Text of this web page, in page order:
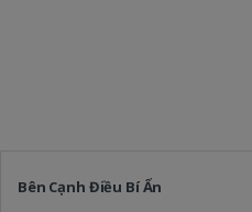
Bên Cạnh Điều Bí Ẩn